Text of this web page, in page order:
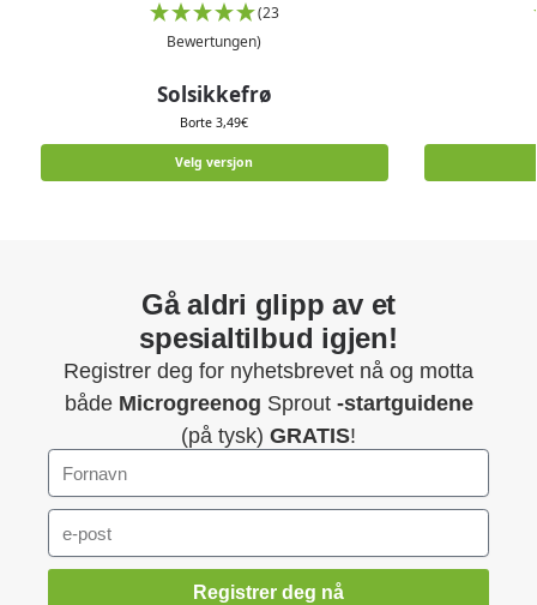
(23
Bewertungen)
Solsikkefrø
Borte3,49€
Velg versjon
Gå aldri glipp av et
spesialtilbud igjen!
Registrer deg for nyhetsbrevet nå og motta
både Microgreenog Sprout -startguidene
(på tysk) GRATIS!
Registrer deg nå